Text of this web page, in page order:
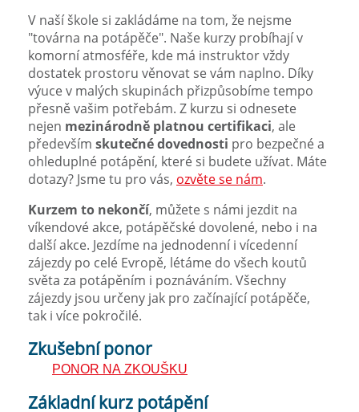
V naší škole si zakládáme na tom, že nejsme
"továrna na potápěče". Naše kurzy probíhají v
komorní atmosféře, kde má instruktor vždy
dostatek prostoru věnovat se vám naplno. Díky
výuce v malých skupinách přizpůsobíme tempo
přesně vašim potřebám. Z kurzu si odnesete
nejen mezinárodně platnou certifikaci, ale
především skutečné dovednosti pro bezpečné a
ohleduplné potápění, které si budete užívat. Máte
dotazy? Jsme tu pro vás, ozvěte se nám.
Kurzem to nekončí, můžete s námi jezdit na
víkendové akce, potápěčské dovolené, nebo i na
další akce. Jezdíme na jednodenní i vícedenní
zájezdy po celé Evropě, létáme do všech koutů
světa za potápěním i poznáváním. Všechny
zájezdy jsou určeny jak pro začínající potápěče,
tak i více pokročilé.
Zkušební ponor
PONOR NA ZKOUŠKU
Základní kurz potápění